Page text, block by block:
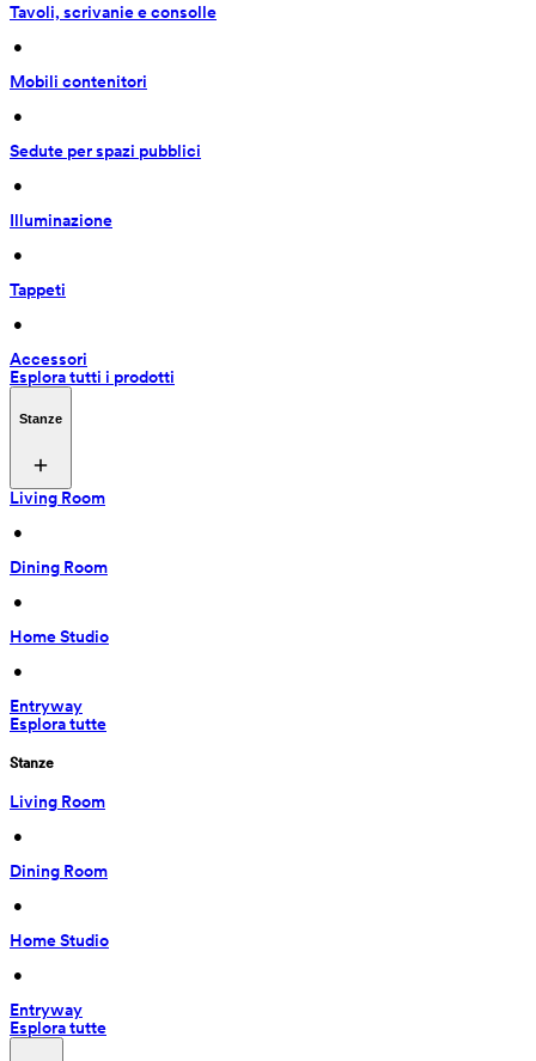
Tavoli, scrivanie e consolle
•
Mobili contenitori
•
Sedute per spazi pubblici
•
Illuminazione
•
Tappeti
•
Accessori
Esplora tutti i prodotti
Stanze
Living Room
•
Dining Room
•
Home Studio
•
Entryway
Esplora tutte
Stanze
Living Room
•
Dining Room
•
Home Studio
•
Entryway
Esplora tutte